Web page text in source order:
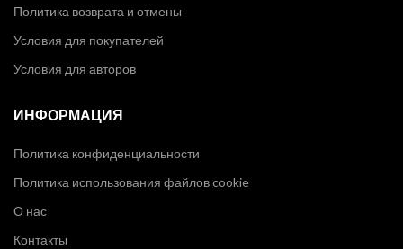
Политика возврата и отмены
Условия для покупателей
Условия для авторов
ИНФОРМАЦИЯ
Политика конфиденциальности
Политика использования файлов cookie
О нас
Контакты